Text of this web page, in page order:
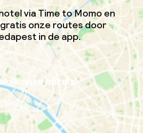
via Time to Momo en
onze routes door
in de app.
onze hotels